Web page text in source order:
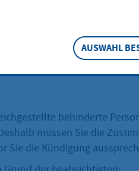
oder eine
die Zustimmung des
behinderte
müssen Sie die
Sie die Kündigung
AUSWAHL